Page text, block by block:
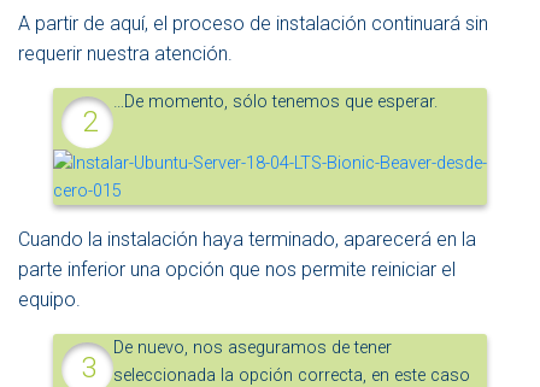
A partir de aquí, el proceso de instalación continuará sin
requerir nuestra atención.
…De momento, sólo tenemos que esperar.
Cuando la instalación haya terminado, aparecerá en la
parte inferior una opción que nos permite reiniciar el
equipo.
De nuevo, nos aseguramos de tener
seleccionada la opción correcta, en este caso